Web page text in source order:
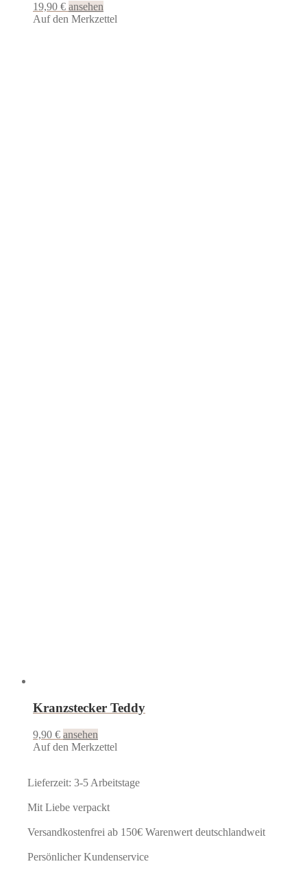
19,90 € ansehen
Auf den Merkzettel
Kranzstecker Teddy
9,90 € ansehen
Auf den Merkzettel
Lieferzeit: 3-5 Arbeitstage
Mit Liebe verpackt
Versandkostenfrei ab 150€ Warenwert deutschlandweit
Persönlicher Kundenservice